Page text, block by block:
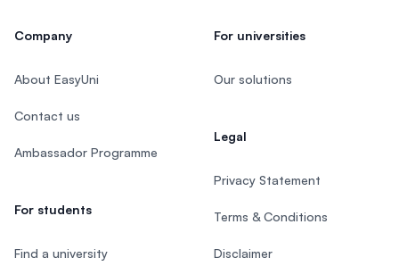
Company
About EasyUni
Contact us
Ambassador Programme
For students
Find a university
For universities
Our solutions
Legal
Privacy Statement
Terms & Conditions
Disclaimer